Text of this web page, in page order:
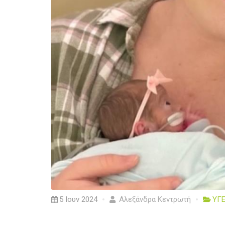
5 Ιουν 2024 Αλεξάνδρα Κεντρωτή